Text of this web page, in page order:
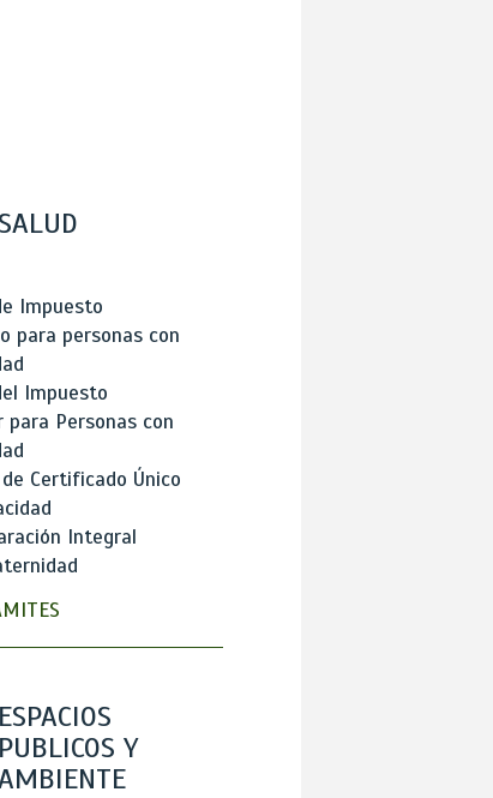
SALUD
Impuesto
para personas con
Impuesto
Personas con
Certificado Único
Integral
ESPACIOS
PUBLICOS Y